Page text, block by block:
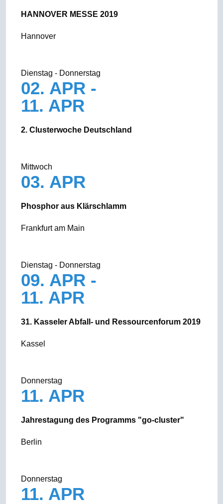
HANNOVER MESSE 2019
Hannover
Dienstag - Donnerstag
02. APR -
11. APR
2. Clusterwoche Deutschland
Mittwoch
03. APR
Phosphor aus Klärschlamm
Frankfurt am Main
Dienstag - Donnerstag
09. APR -
11. APR
31. Kasseler Abfall- und Ressourcenforum 2019
Kassel
Donnerstag
11. APR
Jahrestagung des Programms "go-cluster"
Berlin
Donnerstag
11. APR